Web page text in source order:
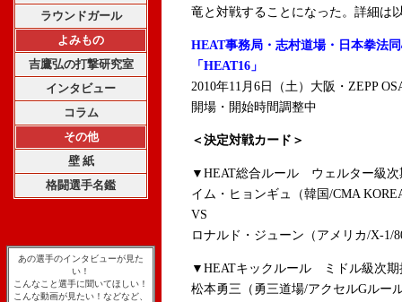
ラウンドガール
よみもの
吉鷹弘の打撃研究室
インタビュー
コラム
その他
壁 紙
格闘選手名鑑
あの選手のインタビューが見た
い！
こんなこと選手に聞いてほしい！
こんな動画が見たい！などなど、
竜と対戦することになった。詳細は
HEAT事務局・志村道場・日本拳法
「HEAT16」
2010年11月6日（土）大阪・ZEPP
開場・開始時間調整中
＜決定対戦カード＞
▼HEAT総合ルール ウェルター級
イム・ヒョンギュ（韓国/CMA
VS
ロナルド・ジューン（アメリカ/X-1/
▼HEATキックルール ミドル級次
松本勇三（勇三道場/アクセルGルー